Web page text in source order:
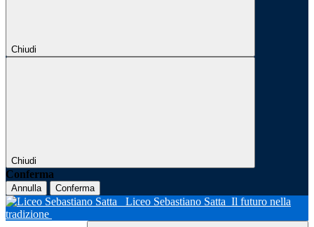
Chiudi
Chiudi
Conferma
Annulla Conferma
Liceo Sebastiano Satta Il futuro nella
tradizione